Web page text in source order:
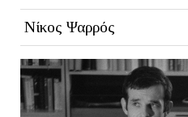
Νίκος Ψαρρός